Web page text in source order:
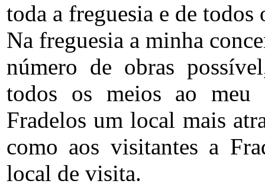
toda a freguesia e de todos
Na freguesia a minha
número de obras
todos os meios ao meu
Fradelos um local mais
como aos visitantes a
local de visita.